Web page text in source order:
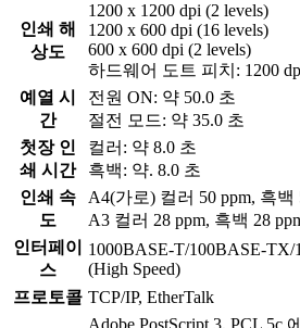
인쇄 해
상도
1200 x 1200 dpi (2 levels)
1200 x 600 dpi (16 levels)
600 x 600 dpi (2 levels)
하드웨어 도트 피치: 1200
예열 시
간
전원 ON: 약 50.0 초
절전 모드: 약 35.0 초
첫장 인
쇄 시간
컬러: 약 8.0 초
흑백: 약. 8.0 초
인쇄 속
도
A4(가로) 컬러 50 ppm, 흑백
A3 컬러 28 ppm, 흑백 28
인터페이
스
1000BASE-T/100BASE-TX/
(High Speed)
프로토콜 TCP/IP, EtherTalk